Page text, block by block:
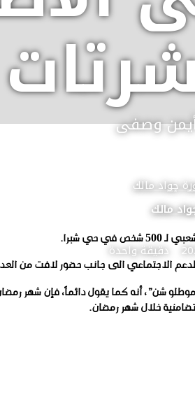
وصفى
مالك
دقيقة واحدة
حي شبرا.
الاجتماعي الى جانب حضور لافت من
اليوم الاربعاء ٢٦ مارس أكد السفير “صالح موطلو شن”، أنه
خلال شهر رمضان.